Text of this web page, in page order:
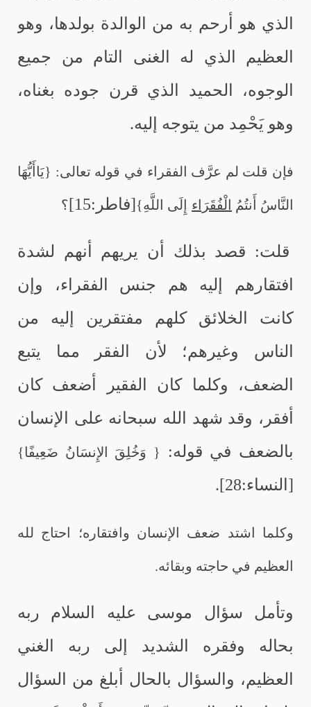
الذي هو أرحم به من الوالدة بولدها، وهو
العظيم الذي له الغنى التام من جميع
الوجوه، الحميد الذي قرن جوده بغناه،
وهو يَحْمِد من يتوجه إليه.
فإن قلت لم عرَّف الفقراء في قوله تعالى: {يَاأَيُّهَا
النَّاسُ أَنتُمُ الْفُقَرَاء إِلَى اللَّهِ}[فاطر:15] ؟
قلت: قصد بذلك أن يريهم أنهم لشدة
افتقارهم إليه هم جنس الفقراء، وإن
كانت الخلائق كلهم مفتقرين إليه من
الناس وغيرهم؛ لأن الفقر مما يتبع
الضعف، وكلما كان الفقير أضعف كان
أفقر، وقد شهد الله سبحانه على الإنسان
بالضعف في قوله:
{ وَخُلِقَ الإِنسَانُ ضَعِيفًا}
[النساء:28].
وكلما اشتد ضعف الإنسان وافتقاره؛ احتاج لله
العظيم في حاجته وبقائه.
وتأمل سؤال موسى عليه السلام ربه
بحاله وفقره الشديد إلى ربه الغني
العظيم، والسؤال بالحال أبلغ من السؤال